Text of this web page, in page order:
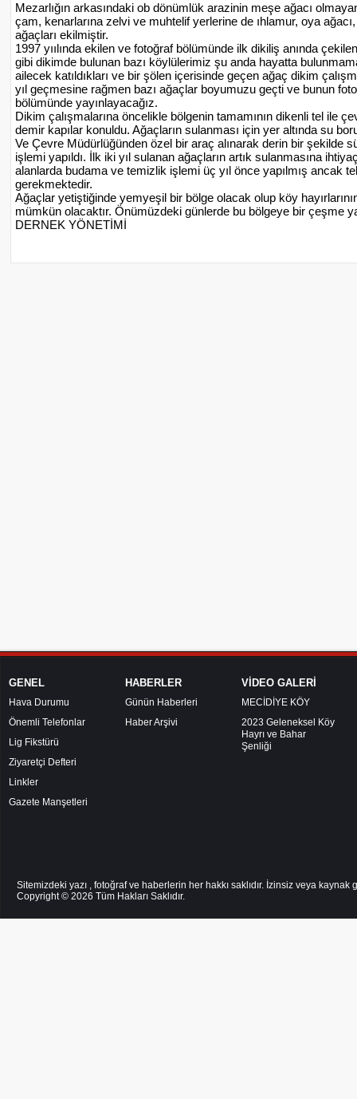
Mezarlığın arkasındaki ob dönümlük arazinin meşe ağacı
çam, kenarlarına zelvi ve muhtelif yerlerine de ıhlamur, oya
ağaçları ekilmiştir.
1997 yıılında ekilen ve fotoğraf bölümünde ilk dikiliş anında
gibi dikimde bulunan bazı köylülerimiz şu anda hayatta
ailecek katıldıkları ve bir şölen içerisinde geçen ağaç dikim
yıl geçmesine rağmen bazı ağaçlar boyumuzu geçti ve bunun
bölümünde yayınlayacağız.
Dikim çalışmalarına öncelikle bölgenin tamamının dikenli tel ile
demir kapılar konuldu. Ağaçların sulanması için yer altında su
Ve Çevre Müdürlüğünden özel bir araç alınarak derin bir şekilde
işlemi yapıldı. İlk iki yıl sulanan ağaçların artık sulanmasına
alanlarda budama ve temizlik işlemi üç yıl önce yapılmış ancak
gerekmektedir.
Ağaçlar yetiştiğinde yemyeşil bir bölge olacak olup köy
mümkün olacaktır. Önümüzdeki günlerde bu bölgeye bir çeşme
DERNEK YÖNETİMİ
GENEL
Hava Durumu
Önemli Telefonlar
Lig Fikstürü
Ziyaretçi Defteri
Linkler
Gazete Manşetleri
HABERLER
Günün Haberleri
Haber Arşivi
VİDEO GALERİ
MECİDİYE KÖY
2023 Geleneksel Köy
Hayrı ve Bahar
Şenliği
Sitemizdeki yazı , fotoğraf ve haberlerin her hakkı saklıdır. İzinsiz veya
Copyright © 2026 Tüm Hakları Saklıdır.